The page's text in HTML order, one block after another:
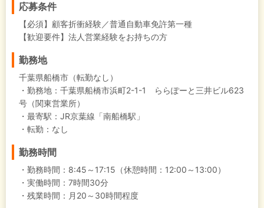
応募条件
【必須】顧客折衝経験／普通自動車免許第一種
【歓迎要件】法人営業経験をお持ちの方
勤務地
千葉県船橋市（転勤なし）
・勤務地：千葉県船橋市浜町2-1-1 ららぽーと三井ビル623
号（関東営業所）
・最寄駅：JR京葉線「南船橋駅」
・転勤：なし
勤務時間
・勤務時間：8:45～17:15（休憩時間：12:00～13:00）
・実働時間：7時間30分
・残業時間：月20～30時間程度